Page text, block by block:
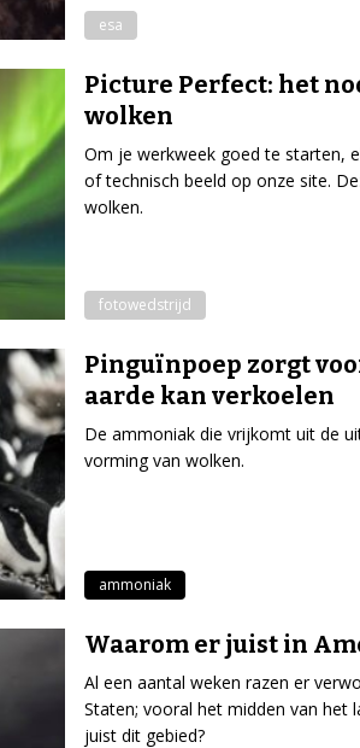
esa
Picture Perfect: het
wolken
Om je werkweek goed te starten,
of technisch beeld op onze site.
wolken.
fotowedstrijd
Pinguïnpoep zorgt
aarde kan verkoelen
De ammoniak die vrijkomt uit de
vorming van wolken.
ammoniak
Waarom er juist in
Al een aantal weken razen er
Staten; vooral het midden van het
juist dit gebied?